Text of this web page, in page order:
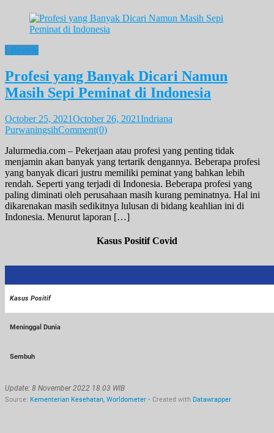
Lifestyle
Profesi yang Banyak Dicari Namun
Masih Sepi Peminat di Indonesia
October 25, 2021October 26, 2021Indriana
PurwaningsihComment(0)
Jalurmedia.com – Pekerjaan atau profesi yang penting tidak
menjamin akan banyak yang tertarik dengannya. Beberapa profesi
yang banyak dicari justru memiliki peminat yang bahkan lebih
rendah. Seperti yang terjadi di Indonesia. Beberapa profesi yang
paling diminati oleh perusahaan masih kurang peminatnya. Hal ini
dikarenakan masih sedikitnya lulusan di bidang keahlian ini di
Indonesia. Menurut laporan […]
Kasus Positif Covid